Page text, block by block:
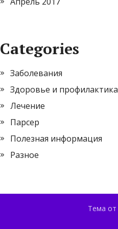
Categories
Заболевания
Здоровье и профилактика
Лечение
Парсер
Полезная информация
Разное
Тема от